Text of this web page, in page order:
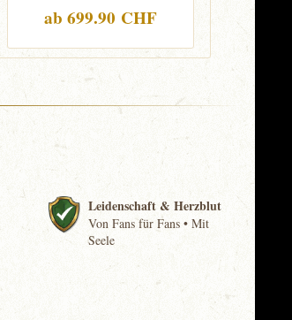
ab 699.90 CHF
Leidenschaft & Herzblut
Von Fans für Fans • Mit
Seele